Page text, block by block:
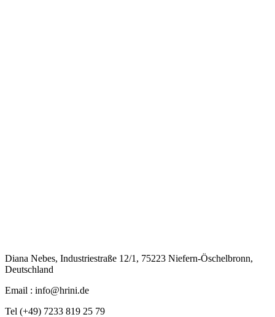
Diana Nebes, Industriestraße 12/1, 75223 Niefern-Öschelbronn,
Deutschland
Email : info@hrini.de
Tel (+49) 7233 819 25 79